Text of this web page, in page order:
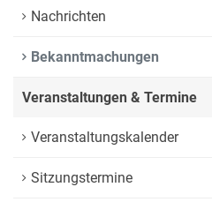
Nachrichten
Bekanntmachungen
Veranstaltungen & Termine
Veranstaltungskalender
Sitzungstermine